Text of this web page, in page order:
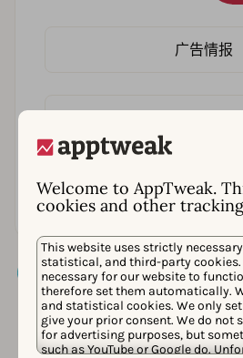
Welcome to AppTweak.
cookies and other
This website uses strictly
statistical, and third-party cookies.
necessary for our website to
therefore set them automatically.
and statistical cookies. We only
give your prior consent. We do not
for advertising purposes, but
such as YouTube or Google do.
广告情报
Market